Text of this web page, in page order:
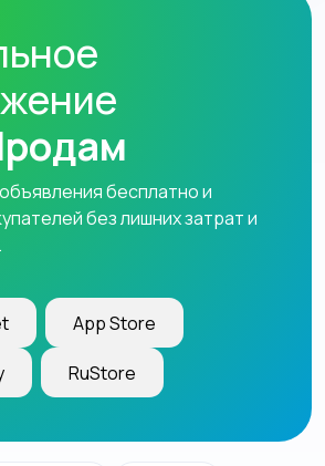
бесплатно и
без лишних затрат и
App Store
RuStore